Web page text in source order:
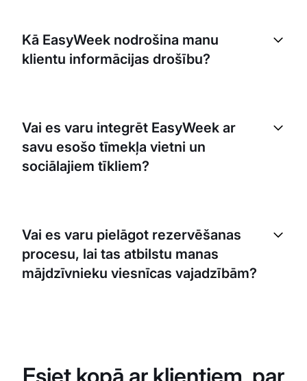
viesnīcas biznesu. Tas ietver mājdzīvnieku
izmitināšanas, grūminga, treniņu nodarbību un
Kā EasyWeek nodrošina manu
klientu informācijas drošību?
aizsargātu visus klientu datus. Tāpat mēs pilnībā
atbilstam GDPR prasībām.
Vai es varu integrēt EasyWeek ar
savu esošo tīmekļa vietni un
sociālajiem tīkliem?
ļauj klientiem veikt vizīšu rezervēšanu tieši no šīm
platformām.
Vai es varu pielāgot rezervēšanas
procesu, lai tas atbilstu manas
mājdzīvnieku viesnīcas vajadzībām?